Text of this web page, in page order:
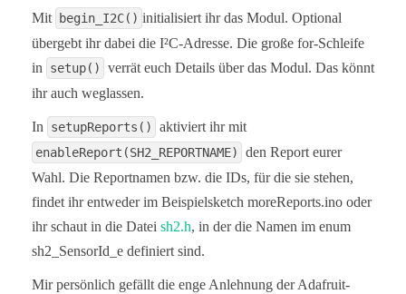
      Serial.print(z, 2);
      Serial.println();
    }
  }
  delay(100);
}
// Here is where you define the sensor outputs
void setReports(void) {
  Serial.println("Setting desired reports");
Serial.println("Could not enable
  }
}
void loop() {
  delay(10);
  if (bno08x.wasReset()) {
    setReports();
Mit begin_I2C() ⁣initialisiert ihr das Modul. Optional
übergebt ihr dabei die I²C-Adresse. Die große for-Schleife
in
setup()
verrät euch Details über das Modul. Das könnt
ihr auch weglassen.
In setupReports() aktiviert ihr mit
enableReport(SH2_REPORTNAME)
den Report eurer
Wahl. Die Reportnamen bzw. die IDs, für die sie stehen,
findet ihr entweder im Beispielsketch moreReports.ino oder
ihr schaut in die Datei sh2.h, in der die Namen im enum
sh2_SensorId_e definiert sind.
Mir persönlich gefällt die enge Anlehnung der Adafruit-